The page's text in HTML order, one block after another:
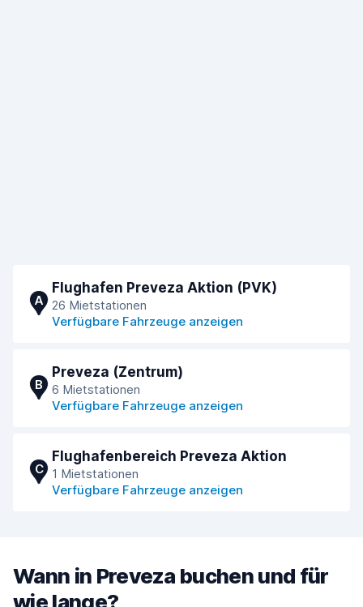
A
Flughafen Preveza Aktion (PVK)
26 Mietstationen
Verfügbare Fahrzeuge anzeigen
B
Preveza (Zentrum)
6 Mietstationen
Verfügbare Fahrzeuge anzeigen
C
Flughafenbereich Preveza Aktion
1 Mietstationen
Verfügbare Fahrzeuge anzeigen
Wann in Preveza buchen und für
wie lange?